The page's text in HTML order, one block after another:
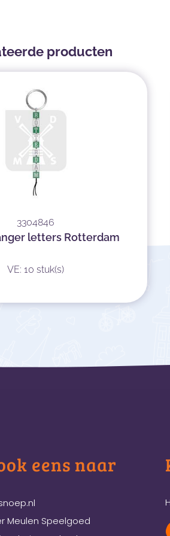
producten
3304846
letters Rotterdam
VE: 10 stuk(s)
eens naar
Meulen Speelgoed